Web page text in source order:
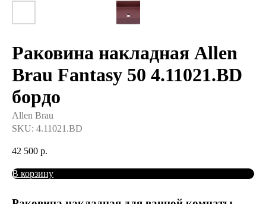
Раковина накладная Allen
Brau Fantasy 50 4.11021.BD
бордо
Allen Brau
SKU: 4.11021.BD
42 500 р.
В корзину